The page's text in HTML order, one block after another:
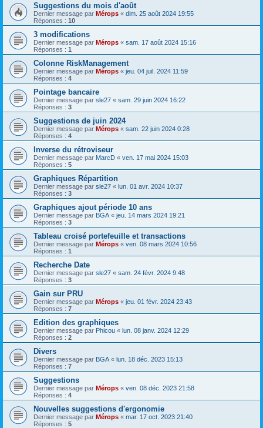
Suggestions du mois d'août
Dernier message par Mérops « dim. 25 août 2024 19:55
Réponses : 10
3 modifications
Dernier message par Mérops « sam. 17 août 2024 15:16
Réponses : 1
Colonne RiskManagement
Dernier message par Mérops « jeu. 04 juil. 2024 11:59
Réponses : 4
Pointage bancaire
Dernier message par sle27 « sam. 29 juin 2024 16:22
Réponses : 3
Suggestions de juin 2024
Dernier message par Mérops « sam. 22 juin 2024 0:28
Réponses : 4
Inverse du rétroviseur
Dernier message par MarcD « ven. 17 mai 2024 15:03
Réponses : 5
Graphiques Répartition
Dernier message par sle27 « lun. 01 avr. 2024 10:37
Réponses : 3
Graphiques ajout période 10 ans
Dernier message par BGA « jeu. 14 mars 2024 19:21
Réponses : 3
Tableau croisé portefeuille et transactions
Dernier message par Mérops « ven. 08 mars 2024 10:56
Réponses : 1
Recherche Date
Dernier message par sle27 « sam. 24 févr. 2024 9:48
Réponses : 3
Gain sur PRU
Dernier message par Mérops « jeu. 01 févr. 2024 23:43
Réponses : 7
Edition des graphiques
Dernier message par Phicou « lun. 08 janv. 2024 12:29
Réponses : 2
Divers
Dernier message par BGA « lun. 18 déc. 2023 15:13
Réponses : 7
Suggestions
Dernier message par Mérops « ven. 08 déc. 2023 21:58
Réponses : 4
Nouvelles suggestions d'ergonomie
Dernier message par Mérops « mar. 17 oct. 2023 21:40
Réponses : 5